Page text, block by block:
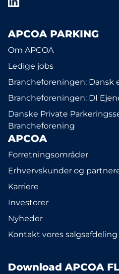
APCOA PARKING
Om APCOA
Ledige jobs
Brancheforeningen: Dansk
Brancheforeningen: DI
Danske Private
Brancheforening
APCOA
Forretningsområder
Erhvervskunder og
Karriere
Investorer
Nyheder
Kontakt vores salgsafdeling
Download APCOA